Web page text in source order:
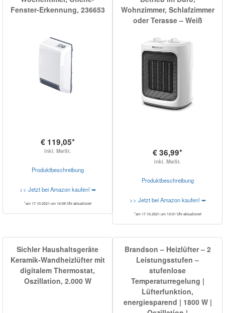
Fenster-Erkennung, 236653
€ 119,05*
inkl. MwSt.
Produktbeschreibung
>> Jetzt bei Amazon kaufen! ➥
*am 17.10.2021 um 14:08 Uhr aktualisiert
Wohnzimmer, Schlafzimmer
oder Terasse – Weiß
€ 36,99*
inkl. MwSt.
Produktbeschreibung
>> Jetzt bei Amazon kaufen! ➥
*am 17.10.2021 um 13:01 Uhr aktualisiert
Sichler Haushaltsgeräte
Keramik-Wandheizlüfter mit
digitalem Thermostat,
Oszillation, 2.000 W
Brandson – Heizlüfter – 2
Leistungsstufen –
stufenlose
Temperaturregelung |
Lüfterfunktion,
energiesparend | 1800 W |